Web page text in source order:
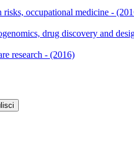
occupational medicine -
drug discovery and
research - (2016)